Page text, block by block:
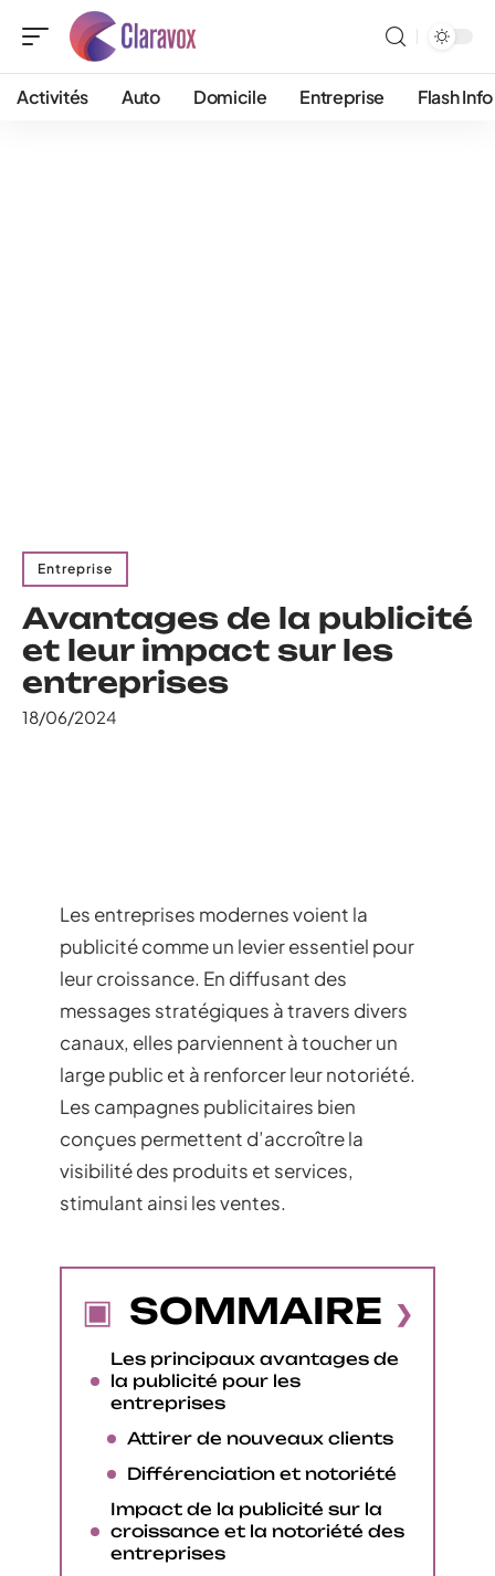
Activités Auto Domicile Entreprise Flash Info
Entreprise
Avantages de la publicité
et leur impact sur les
entreprises
18/06/2024
Les entreprises modernes voient la
publicité comme un levier essentiel pour
leur croissance. En diffusant des
messages stratégiques à travers divers
canaux, elles parviennent à toucher un
large public et à renforcer leur notoriété.
Les campagnes publicitaires bien
conçues permettent d’accroître la
visibilité des produits et services,
stimulant ainsi les ventes.
SOMMAIRE
Les principaux avantages de
la publicité pour les
entreprises
Attirer de nouveaux clients
Différenciation et notoriété
Impact de la publicité sur la
croissance et la notoriété des
entreprises